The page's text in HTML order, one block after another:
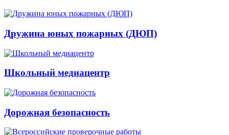
Дружина юных пожарных (ДЮП)
Школьный медиацентр
Дорожная безопасность